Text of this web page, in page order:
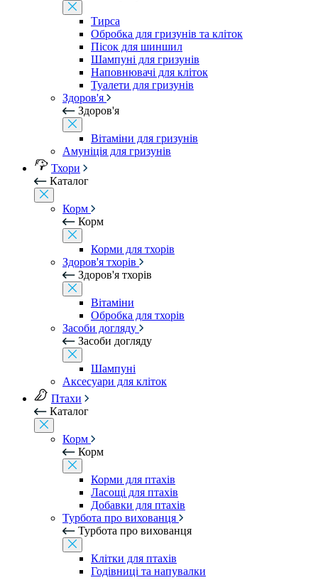
Тирса
Обробка для гризунів та кліток
Пісок для шиншил
Шампуні для гризунів
Наповнювачі для кліток
Туалети для гризунів
Здоров'я
Здоров'я
Вітаміни для гризунів
Амуніція для гризунів
Тхори
Каталог
Корм
Корм
Корми для тхорів
Здоров'я тхорів
Здоров'я тхорів
Вітаміни
Обробка для тхорів
Засоби догляду
Засоби догляду
Шампуні
Аксесуари для кліток
Птахи
Каталог
Корм
Корм
Корми для птахів
Ласощі для птахів
Добавки для птахів
Турбота про вихованця
Турбота про вихованця
Клітки для птахів
Годівниці та напувалки